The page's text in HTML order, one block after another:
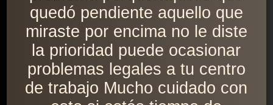
quedó pendiente aquello que
miraste por encima no le diste
la prioridad puede ocasionar
problemas legales a tu centro
de trabajo Mucho cuidado con